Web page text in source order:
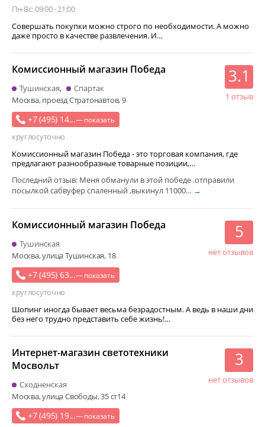
Пн-Вс: 09:00 - 21:00
Совершать покупки можно строго по необходимости. А можно
даже просто в качестве развлечения. И…
+7 (495) 14...— показать
круглосуточно
Комиссионный магазин Победа 3.1
1 отзыв
Тушинская
Спартак
Москва, проезд Стратонавтов, 9
Комиссионный магазин Победа - это торговая компания, где
предлагают разнообразные товарные позиции,…
Последний отзыв: Меня обманули в этой победе .отправили
посылкой сабвуфер спаленный ,выкинул 11000… →
+7 (495) 63...— показать
круглосуточно
Комиссионный магазин Победа 5
нет отзывов
Тушинская
Москва, улица Тушинская, 18
Шопинг иногда бывает весьма безрадостным. А ведь в наши дни
без него трудно представить себе жизнь!…
+7 (495) 19...— показать
Интернет-магазин светотехники
Мосвольт
3
нет отзывов
Сходненская
Москва, улица Свободы, 35 ст14